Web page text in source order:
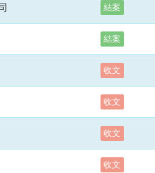
結案
結案
收文
收文
收文
收文